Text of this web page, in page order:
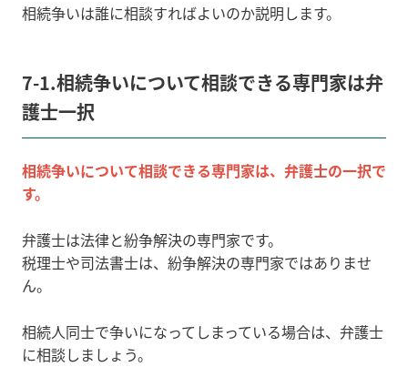
相続争いは誰に相談すればよいのか説明します。
7-1.相続争いについて相談できる専門家は弁
護士一択
相続争いについて相談できる専門家は、弁護士の一択で
す。
弁護士は法律と紛争解決の専門家です。
税理士や司法書士は、紛争解決の専門家ではありませ
ん。
相続人同士で争いになってしまっている場合は、弁護士
に相談しましょう。